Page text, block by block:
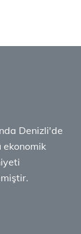
Denizli'de
ekonomik